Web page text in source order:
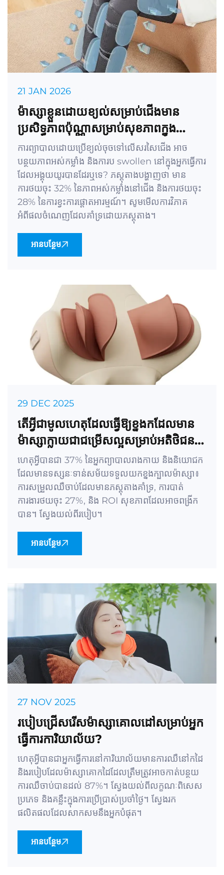
21 JAN 2026
ម៉ាស្សាខ្លួនដោយខ្យល់សម្រាប់ជើងមាន
ប្រសិទ្ធភាពប៉ុណ្ណាសម្រាប់សុខភាពក្នុង
ការិយាល័យ?
ការព្យាបាលដោយប្រើខ្យល់ចុចទៅលើសរសៃជើង អាច
បន្ថយភាពអស់កម្លាំង និងការប swollen នៅក្នុងអ្នកធ្វើការ
ដែលអង្គុយយូរបានដែរឬទេ? ភស្តុតាងបង្ហាញថា មាន
ការថយចុះ 32% នៃភាពអស់កម្លាំងនៅជើង និងការថយចុះ
28% នៃការខ្វះការផ្តោតអារម្មណ៍។ សូមមើលការវិភាគ
អំពីផលចំណេញដែលគាំទ្រដោយភស្តុតាង។
អានបន្ថែម
29 DEC 2025
តើអ្វីជាមូលហេតុដែលធ្វើឱ្យខ្នងកដែលមាន
ម៉ាស្សាក្លាយជាជម្រើសល្អសម្រាប់អតិថិជន
B2B?
ហេតុអ្វីបានជា 37% នៃអ្នកព្យាបាលរាងកាយ និងនិយោជក
ដែលមានទស្សនៈទាន់សម័យទទួលយកខ្នងក្បាលម៉ាស្សា៖
ការសម្រួលឈឺចាប់ដែលមានភស្តុតាងគាំទ្រ, ការបាត់
ការងារថយចុះ 27%, និង ROI សុខភាពដែលអាចពង្រីក
បាន។ ស្វែងយល់ពីរបៀប។
អានបន្ថែម
27 NOV 2025
របៀបជ្រើសរើសម៉ាស្សាគោលដៅសម្រាប់អ្នក
ធ្វើការការិយាល័យ?
ហេតុអ្វីបានជាអ្នកធ្វើការនៅការិយាល័យមានការឈឺនៅកដៃ
និងរបៀបដែលម៉ាស្សាគោកដៃដែលត្រឹមត្រូវអាចកាត់បន្ថយ
ការឈឺចាប់បានដល់ 87%។ ស្វែងយល់ពីលក្ខណៈពិសេស
ប្រភេទ និងគន្លឹះក្នុងការប្រើប្រាស់ប្រចាំថ្ងៃ។ ស្វែងរក
ផលិតផលដែលសាកសមនឹងអ្នកបំផុត។
អានបន្ថែម